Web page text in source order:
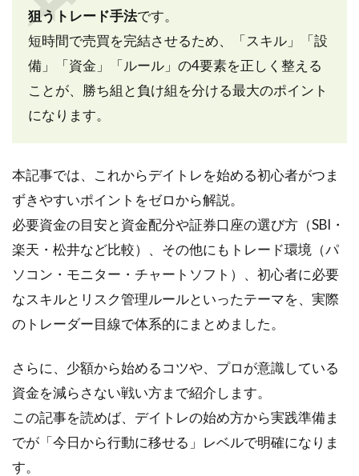
狙うトレード手法です。
短時間で売買を完結させるため、「スキル」「設
備」「資金」「ルール」の4要素を正しく整える
ことが、勝ち組と負け組を分ける最大のポイント
になります。
本記事では、これからデイトレを始める初心者がつま
ずきやすいポイントをゼロから解説。
必要資金の目安と資金配分や証券口座の選び方（SBI・
楽天・松井など比較）、その他にもトレード環境（パ
ソコン・モニター・チャートソフト）、初心者に必要
なスキルとリスク管理ルールといったテーマを、実際
のトレーダー目線で体系的にまとめました。
さらに、少額から始めるコツや、プロが意識している
資金を減らさない戦い方まで紹介します。
この記事を読めば、デイトレの始め方から実践準備ま
でが「今日から行動に移せる」レベルで明確になりま
す。